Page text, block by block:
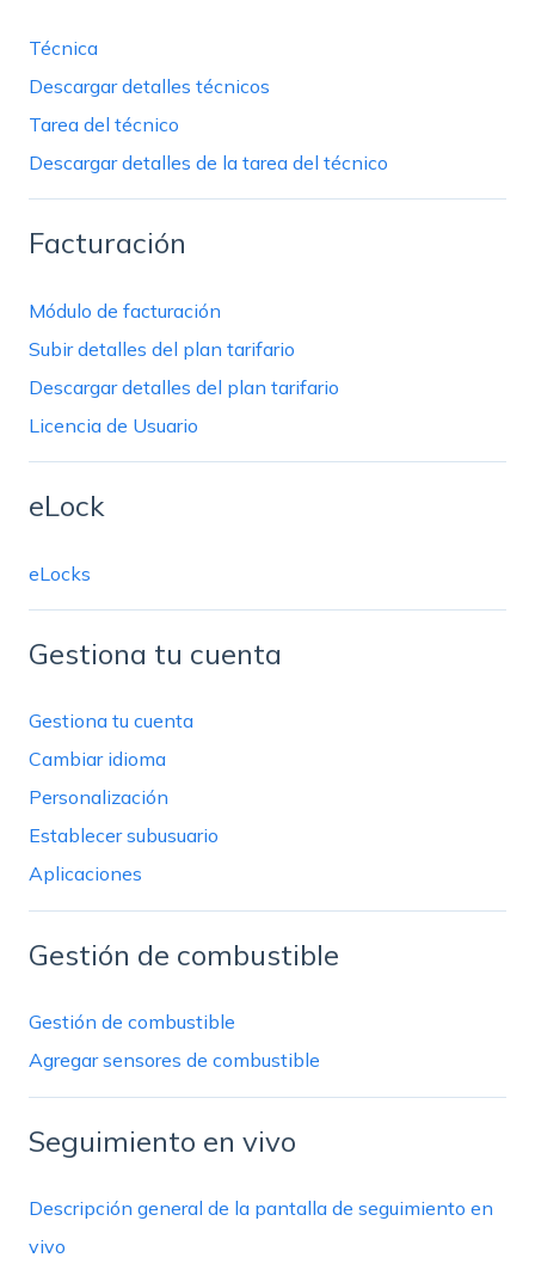
Técnica
Descargar detalles técnicos
Tarea del técnico
Descargar detalles de la tarea del técnico
Facturación
Módulo de facturación
Subir detalles del plan tarifario
Descargar detalles del plan tarifario
Licencia de Usuario
eLock
eLocks
Gestiona tu cuenta
Gestiona tu cuenta
Cambiar idioma
Personalización
Establecer subusuario
Aplicaciones
Gestión de combustible
Gestión de combustible
Agregar sensores de combustible
Seguimiento en vivo
Descripción general de la pantalla de seguimiento en
vivo